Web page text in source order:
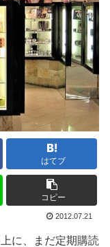
はてブ
コピー
2012.07.21
に、まだ定期購読